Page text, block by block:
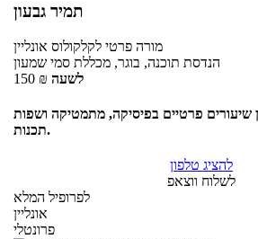
תמיר גבעון
מורה פרטי לקלקולוס אונליין
הנדסת תוכנה, בוגר, מכללת סמי שמעון
150 ₪ לשעה
שיעורים פרטיים בפיסיקה, מתמטיקה ושפות
תכנות.
להציג טלפון
לשלוח ווצאפ
לפרופיל המלא
אונליין
פרונטלי